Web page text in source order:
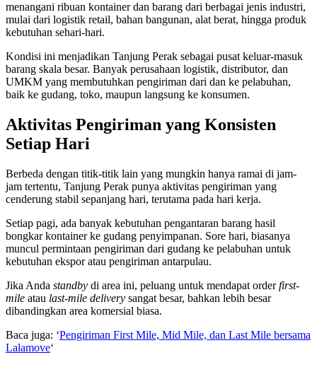
menangani ribuan kontainer dan barang dari berbagai jenis industri,
mulai dari logistik retail, bahan bangunan, alat berat, hingga produk
kebutuhan sehari-hari.
Kondisi ini menjadikan Tanjung Perak sebagai pusat keluar-masuk
barang skala besar. Banyak perusahaan logistik, distributor, dan
UMKM yang membutuhkan pengiriman dari dan ke pelabuhan,
baik ke gudang, toko, maupun langsung ke konsumen.
Aktivitas Pengiriman yang Konsisten
Setiap Hari
Berbeda dengan titik-titik lain yang mungkin hanya ramai di jam-
jam tertentu, Tanjung Perak punya aktivitas pengiriman yang
cenderung stabil sepanjang hari, terutama pada hari kerja.
Setiap pagi, ada banyak kebutuhan pengantaran barang hasil
bongkar kontainer ke gudang penyimpanan. Sore hari, biasanya
muncul permintaan pengiriman dari gudang ke pelabuhan untuk
kebutuhan ekspor atau pengiriman antarpulau.
Jika Anda standby di area ini, peluang untuk mendapat orderfirst-
mile atau last-mile delivery sangat besar, bahkan lebih besar
dibandingkan area komersial biasa.
Baca juga: ‘Pengiriman First Mile, Mid Mile, dan Last Mile bersama
Lalamove‘